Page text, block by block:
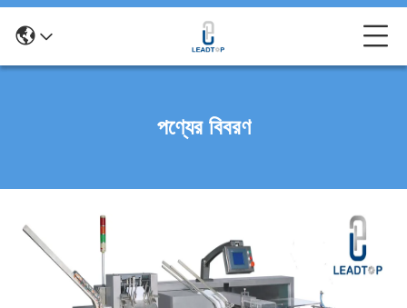
পণ্যের বিবরণ